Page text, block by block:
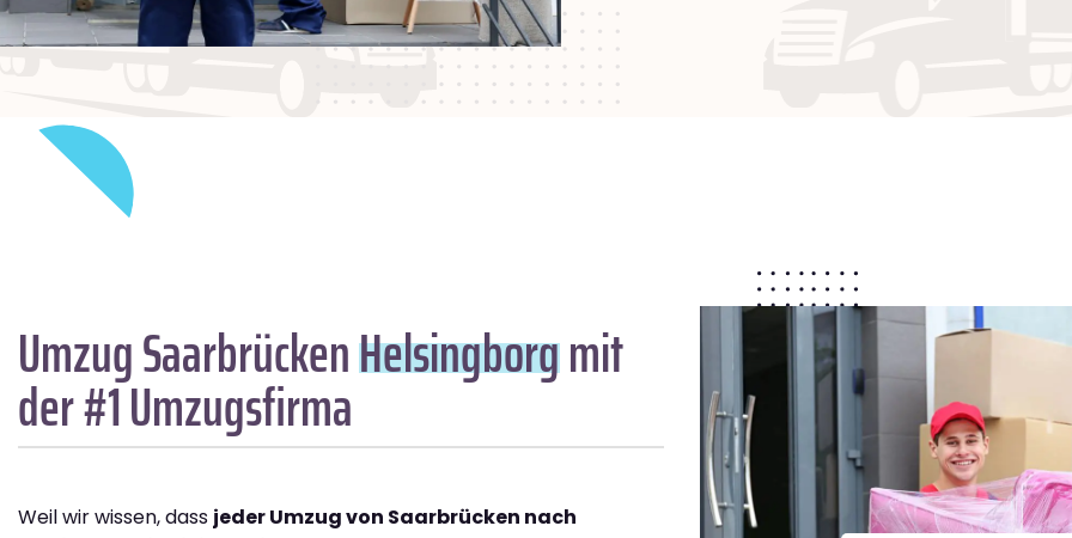
Umzug SaarbrückenHelsingborgmit
der #1 Umzugsfirma
Weil wir wissen, dass jeder Umzug von Saarbrücken nach